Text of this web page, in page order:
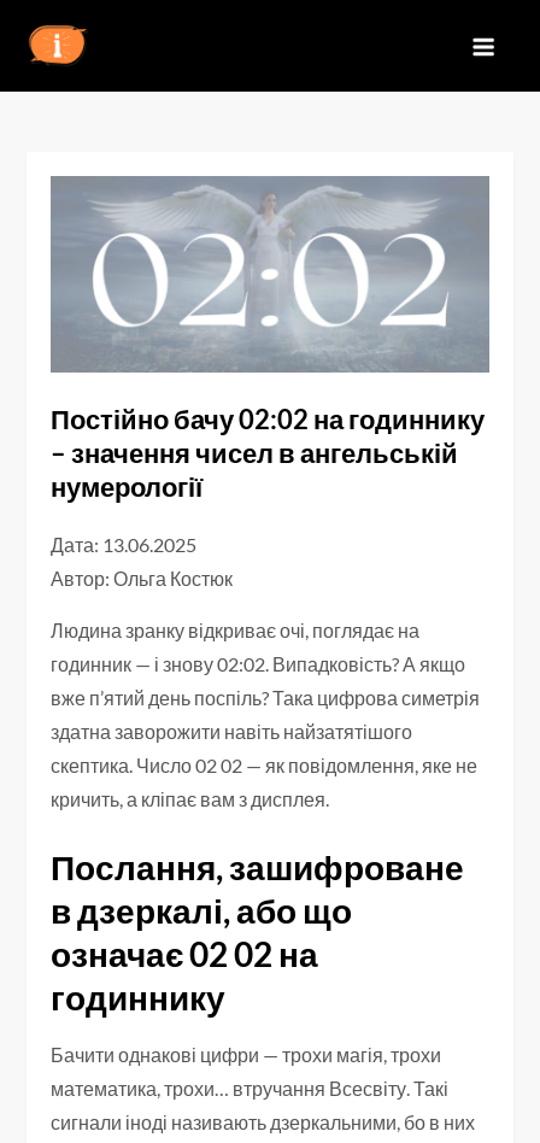
Постійно бачу 02:02 на годиннику
– значення чисел в ангельській
нумерології
Дата: 13.06.2025
Автор:Ольга Костюк
Людина зранку відкриває очі, поглядає на
годинник — і знову 02:02. Випадковість? А якщо
вже п’ятий день поспіль? Така цифрова симетрія
здатна заворожити навіть найзатятішого
скептика. Число 02 02 — як повідомлення, яке не
кричить, а кліпає вам з дисплея.
Послання, зашифроване
в дзеркалі, або що
означає 02 02 на
годиннику
Бачити однакові цифри — трохи магія, трохи
математика, трохи… втручання Всесвіту. Такі
сигнали іноді називають дзеркальними, бо в них